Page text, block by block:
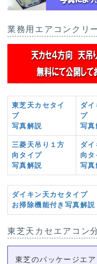
業務用エアコンクリ
東芝天カセタイ
プ
写真解説
ダイ
プ
写真
三菱天吊り１方
向タイプ
写真解説
ダ
向タ
写真
ダイキン天カセタイプ
お掃除機能付き写真解説
東芝天カセエアコン
東芝のパッケージエ